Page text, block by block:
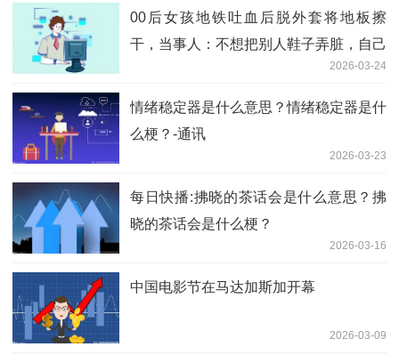
00后女孩地铁吐血后脱外套将地板擦
干，当事人：不想把别人鞋子弄脏，自己
病情严重，当天还收到病危通知 今头条
2026-03-24
情绪稳定器是什么意思？情绪稳定器是什
么梗？-通讯
2026-03-23
每日快播:拂晓的茶话会是什么意思？拂
晓的茶话会是什么梗？
2026-03-16
中国电影节在马达加斯加开幕
2026-03-09